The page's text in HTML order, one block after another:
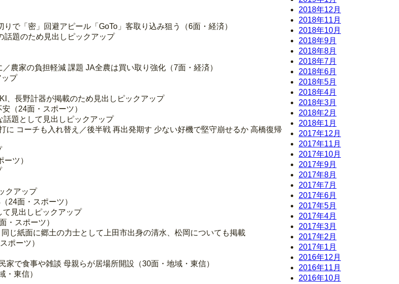
で「密」回避アピール「GoTo」客取り込み狙う（6面・経済）
話題のため見出しピックアップ
農家の負担軽減 課題 JA全農は買い取り強化（7面・経済）
プ
、長野計器が掲載のため見出しピックアップ
（24面・スポーツ）
題として見出しピックアップ
コーチも入れ替え／後半戦 再出発期す 少ない好機で堅守崩せるか 高橋復帰
ツ）
クアップ
24面・スポーツ）
見出しピックアップ
・スポーツ）
じ紙面に郷土の力士として上田市出身の清水、松岡についても掲載
ポーツ）
で食事や雑談 母親らが居場所開設（30面・地域・東信）
・東信）
2018年12月
2018年11月
2018年10月
2018年9月
2018年8月
2018年7月
2018年6月
2018年5月
2018年4月
2018年3月
2018年2月
2018年1月
2017年12月
2017年11月
2017年10月
2017年9月
2017年8月
2017年7月
2017年6月
2017年5月
2017年4月
2017年3月
2017年2月
2017年1月
2016年12月
2016年11月
2016年10月